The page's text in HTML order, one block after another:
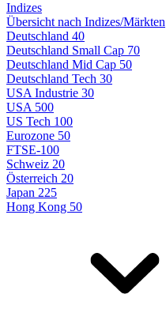
Indizes
Übersicht nach Indizes/Märkten
Deutschland 40
Deutschland Small Cap 70
Deutschland Mid Cap 50
Deutschland Tech 30
USA Industrie 30
USA 500
US Tech 100
Eurozone 50
FTSE-100
Schweiz 20
Österreich 20
Japan 225
Hong Kong 50